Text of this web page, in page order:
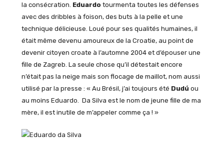
la consécration. Eduardo tourmenta toutes les défenses
avec des dribbles à foison, des buts à la pelle et une
technique délicieuse. Loué pour ses qualités humaines, il
était même devenu amoureux de la Croatie, au point de
devenir citoyen croate à l’automne 2004 et d’épouser une
fille de Zagreb. La seule chose qu’il détestait encore
n’était pas la neige mais son flocage de maillot, nom aussi
utilisé par la presse : « Au Brésil, j’ai toujours été Dudú ou
au moins Eduardo. Da Silva est le nom de jeune fille de ma
mère, il est inutile de m’appeler comme ça ! »